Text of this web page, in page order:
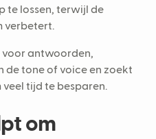
te lossen, terwijl de
verbetert.
voor antwoorden,
de tone of voice en zoekt
tijd te besparen.
om